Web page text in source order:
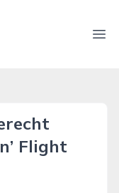
Flight